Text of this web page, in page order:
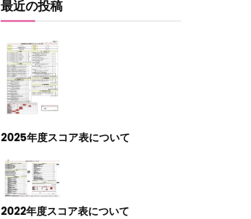
最近の投稿
2025年度スコア表について
2022年度スコア表について